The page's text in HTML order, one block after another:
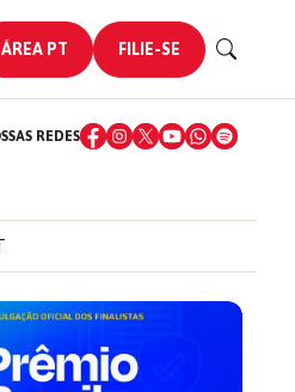
ÁREA PT FILIE-SE
REDES